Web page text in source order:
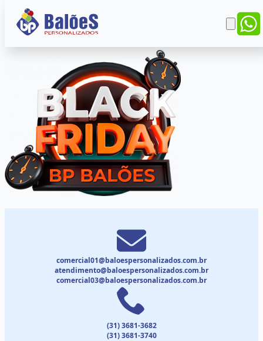
comercial01@baloespersonalizados.com.br
atendimento@baloespersonalizados.com.br
comercial03@baloespersonalizados.com.br
(31) 3681-3682
(31) 3681-3740